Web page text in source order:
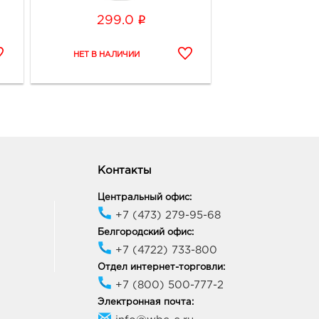
Европа: руб.
Воронежская обл, г
10:00 - 21:00
Максимир: руб.
Воронежская обл, г
пр-кт Ленинский, д.
10:00 - 22:00
299.0 i
Контакты
Центральный офис:
+7 (473) 279-95-68
Белгородский офис:
+7 (4722) 733-800
Отдел интернет-торговли:
+7 (800) 500-777-2
Электронная почта: